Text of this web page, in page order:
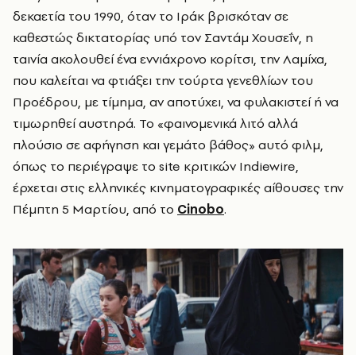
δεκαετία του 1990, όταν το Ιράκ βρισκόταν σε
καθεστώς δικτατορίας υπό τον Σαντάμ Χουσεΐν, η
ταινία ακολουθεί ένα εννιάχρονο κορίτσι, την Λαμίχα,
που καλείται να φτιάξει την τούρτα γενεθλίων του
Προέδρου, με τίμημα, αν αποτύχει, να φυλακιστεί ή να
τιμωρηθεί αυστηρά. Το «φαινομενικά λιτό αλλά
πλούσιο σε αφήγηση και γεμάτο βάθος» αυτό φιλμ,
όπως το περιέγραψε το site κριτικών Indiewire,
έρχεται στις ελληνικές κινηματογραφικές αίθουσες την
Πέμπτη 5 Μαρτίου, από το Cinobo.